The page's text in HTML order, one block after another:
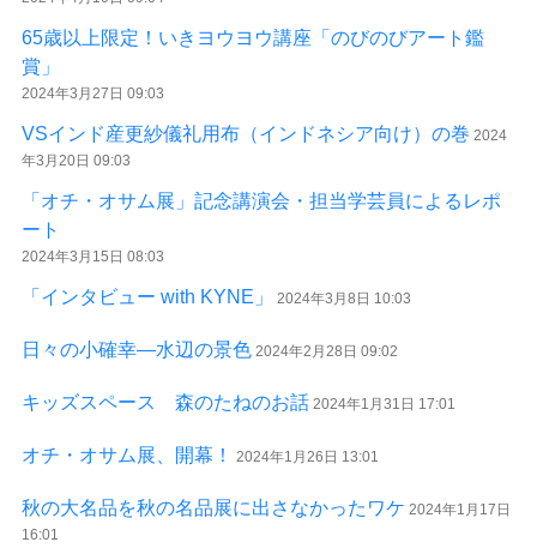
65歳以上限定！いきヨウヨウ講座「のびのびアート鑑
賞」
2024年3月27日 09:03
VSインド産更紗儀礼用布（インドネシア向け）の巻 2024
年3月20日 09:03
「オチ・オサム展」記念講演会・担当学芸員によるレポ
ート
2024年3月15日 08:03
「インタビュー with KYNE」 2024年3月8日 10:03
日々の小確幸―水辺の景色 2024年2月28日 09:02
キッズスペース 森のたねのお話 2024年1月31日 17:01
オチ・オサム展、開幕！ 2024年1月26日 13:01
秋の大名品を秋の名品展に出さなかったワケ 2024年1月17日
16:01